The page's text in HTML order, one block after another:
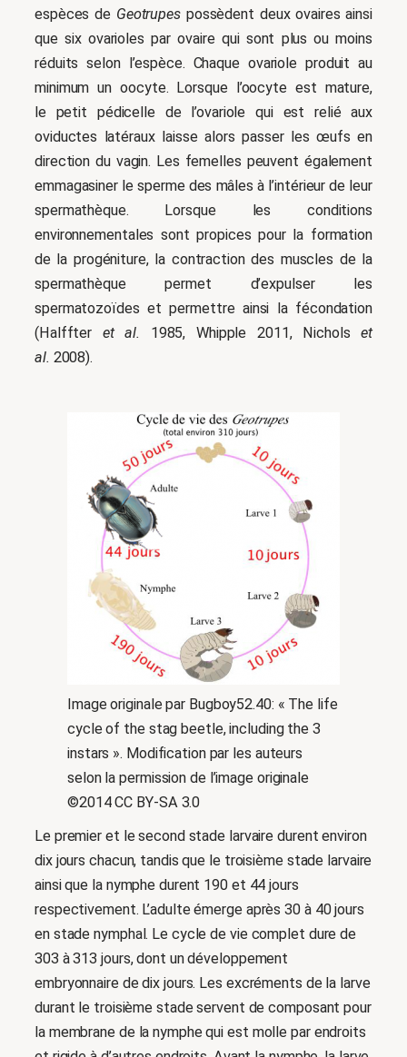
espèces de Geotrupespossèdent deux ovaires ainsi
que six ovarioles par ovaire qui sont plus ou moins
réduits selon l’espèce. Chaque ovariole produit au
minimum un oocyte. Lorsque l’oocyte est mature,
le petit pédicelle de l’ovariole qui est relié aux
oviductes latéraux laisse alors passer les œufs en
direction du vagin. Les femelles peuvent également
emmagasiner le sperme des mâles à l’intérieur de leur
spermathèque. Lorsque les conditions
environnementales sont propices pour la formation
de la progéniture, la contraction des muscles de la
spermathèque permet d’expulser les
spermatozoïdes et permettre ainsi la fécondation
(Halffter et al. 1985, Whipple 2011, Nichols et
al. 2008).
Image originale par Bugboy52.40: « The life
cycle of the stag beetle, including the 3
instars ». Modification par les auteurs
selon la permission de l’image originale
©2014 CC BY-SA 3.0
Le premier et le second stade larvaire durent environ
dix jours chacun, tandis que le troisième stade larvaire
ainsi que la nymphe durent 190 et 44 jours
respectivement. L’adulte émerge après 30 à 40 jours
en stade nymphal. Le cycle de vie complet dure de
303 à 313 jours, dont un développement
embryonnaire de dix jours. Les excréments de la larve
durant le troisième stade servent de composant pour
la membrane de la nymphe qui est molle par endroits